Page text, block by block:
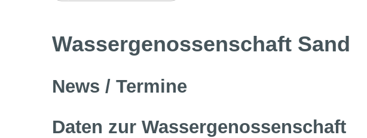
Wassergenossen­schaft Sand
News / Termine
Daten zur Wasser­genossen­schaft